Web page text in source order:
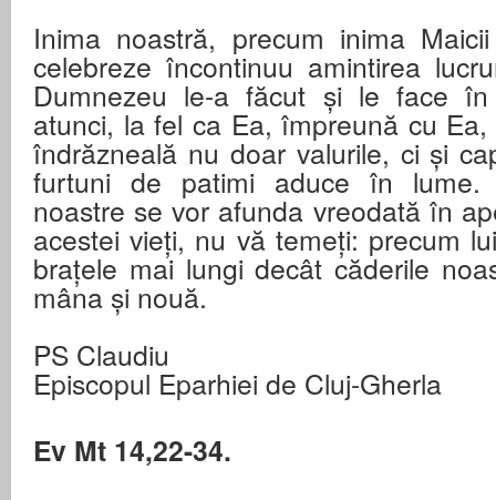
Inima noastră, precum inima
celebreze încontinuu amintirea
Dumnezeu le-a făcut și le face
atunci, la fel ca Ea, împreună cu
îndrăzneală nu doar valurile, ci și
furtuni de patimi aduce în lume.
noastre se vor afunda vreodată în
acestei vieți, nu vă temeți: precum
brațele mai lungi decât căderile
mâna și nouă.
PS Claudiu
Episcopul Eparhiei de Cluj-Gherla
Ev Mt 14,22-34.